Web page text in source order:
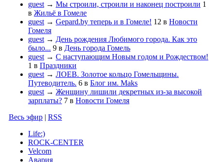
guest → Мы строили, строили и наконец построили 1
в Жильё в Гомеле
guest → Gepard.by теперь и в Гомеле! 12 в Новости
Гомеля
guest → День рождения Любимого города. Как это
было... 9 в День города Гомель
guest → С наступающим Новым годом и Рождеством!
1 в Праздники
guest → ЛОЕВ. Золотое кольцо Гомельщины.
Путеводитель. 6 в Блог им. Maks
guest → Женщину лишили декретных из-за высокой
зарплаты? 7 в Новости Гомеля
Весь эфир | RSS
Life:)
ROCK-CENTER
Velcom
Авария